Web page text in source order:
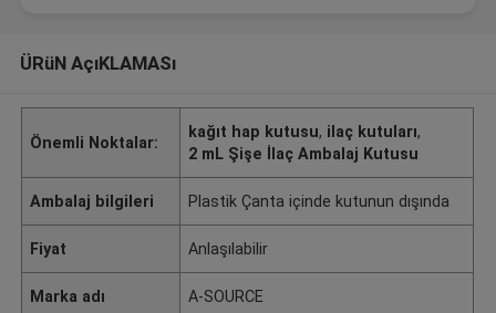
ÜRüN AçıKLAMASı
Önemli Noktalar:
kağıt hap kutusu, ilaç kutuları,
2 mL Şişe İlaç Ambalaj Kutusu
Ambalaj bilgileri Plastik Çanta içinde kutunun dışında
Fiyat Anlaşılabilir
Marka adı A-SOURCE